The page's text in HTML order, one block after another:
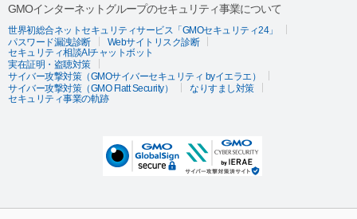
GMOインターネットグループのセキュリティ事業について
世界初総合ネットセキュリティサービス「GMOセキュリティ24」
パスワード漏洩診断
Webサイトリスク診断
セキュリティ相談AIチャットボット
実在証明・盗聴対策
サイバー攻撃対策（GMOサイバーセキュリティ byイエラエ）
サイバー攻撃対策（GMO Flatt Security）
なりすまし対策
セキュリティ事業の軌跡